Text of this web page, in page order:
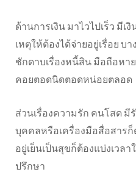
ด้านการเงิน มาไวไปเร็ว มี
เหตุให้ต้องได้จ่ายอยู่เรื่อย บ
ชักดาบเรื่องหนี้สิน มือถือหา
คอยตอดนิดตอดหน่อยตลอด
ส่วนเรื่องความรัก คนโสด มี
บุคคลหรือเครื่องมือสื่อสาร
อยู่เย็นเป็นสุขก็ต้องแบ่งเวล
ปรึกษา